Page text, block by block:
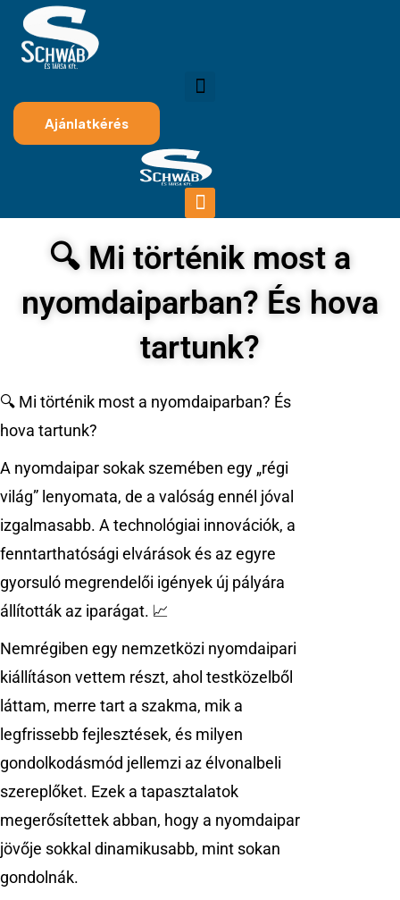
Ajánlatkérés
🔍 Mi történik most a
nyomdaiparban? És hova
tartunk?
🔍 Mi történik most a nyomdaiparban? És
hova tartunk?
A nyomdaipar sokak szemében egy „régi
világ” lenyomata, de a valóság ennél jóval
izgalmasabb. A technológiai innovációk, a
fenntarthatósági elvárások és az egyre
gyorsuló megrendelői igények új pályára
állították az iparágat. 📈
Nemrégiben egy nemzetközi nyomdaipari
kiállításon vettem részt, ahol testközelből
láttam, merre tart a szakma, mik a
legfrissebb fejlesztések, és milyen
gondolkodásmód jellemzi az élvonalbeli
szereplőket. Ezek a tapasztalatok
megerősítettek abban, hogy a nyomdaipar
jövője sokkal dinamikusabb, mint sokan
gondolnák.